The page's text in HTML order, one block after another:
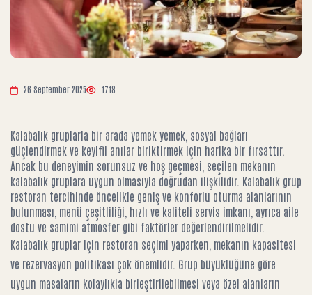
26 September 2025 1718
Kalabalık gruplarla bir arada yemek yemek, sosyal bağları
güçlendirmek ve keyifli anılar biriktirmek için harika bir fırsattır.
Ancak bu deneyimin sorunsuz ve hoş geçmesi, seçilen mekanın
kalabalık gruplara uygun olmasıyla doğrudan ilişkilidir. Kalabalık grup
restoran tercihinde öncelikle geniş ve konforlu oturma alanlarının
bulunması, menü çeşitliliği, hızlı ve kaliteli servis imkanı, ayrıca aile
dostu ve samimi atmosfer gibi faktörler değerlendirilmelidir.
Kalabalık gruplar için restoran seçimi yaparken, mekanın kapasitesi
ve rezervasyon politikası çok önemlidir. Grup büyüklüğüne göre
uygun masaların kolaylıkla birleştirilebilmesi veya özel alanların